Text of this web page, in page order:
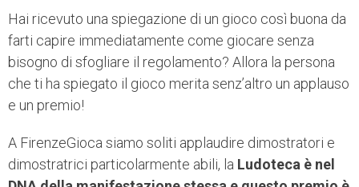
Hai ricevuto una spiegazione di un gioco così buona da
farti capire immediatamente come giocare senza
bisogno di sfogliare il regolamento? Allora la persona
che ti ha spiegato il gioco merita senz’altro un applauso
e un premio!
A FirenzeGioca siamo soliti applaudire dimostratori e
dimostratrici particolarmente abili, la Ludoteca è nel